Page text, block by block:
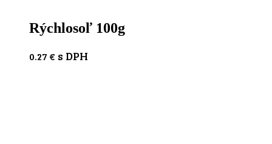
Rýchlosoľ 100g
0.27 € s DPH